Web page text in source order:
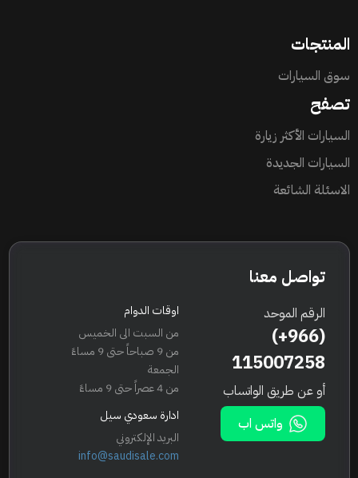
المنتجات
سوق السيارات
تصفح
السيارات الأكثر زيارة
السيارات الجديدة
الاسئلة الشائعة
تواصل معنا
الرقم الموحد
(+966)
115007258
أو عن طريق الواتساب
واتس اب
اوقات الدوام
من السبت الى الخميس
من 9 صباحاً حتى 9 مساءً
الجمعة
من 4 عصراً حتى 9 مساءً
ادارة سعودي سيل
البريد الإلكتروني
info@saudisale.com